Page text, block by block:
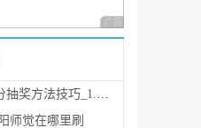
广告 商业广告，理性
巧_1.0.8.0版新人物新坐
师觉在哪里刷